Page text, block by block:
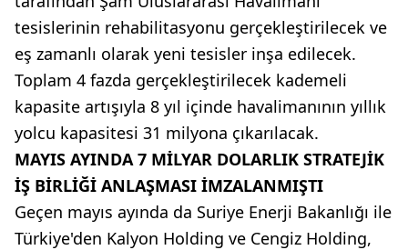
tesislerinin rehabilitasyonu gerçekleştirilecek ve
eş zamanlı olarak yeni tesisler inşa edilecek.
Toplam 4 fazda gerçekleştirilecek kademeli
kapasite artışıyla 8 yıl içinde havalimanının yıllık
yolcu kapasitesi 31 milyona çıkarılacak.
MAYIS AYINDA 7 MİLYAR DOLARLIK STRATEJİK
İŞ BİRLİĞİ ANLAŞMASI İMZALANMIŞTI
Geçen mayıs ayında da Suriye Enerji Bakanlığı ile
Türkiye'den Kalyon Holding ve Cengiz Holding,